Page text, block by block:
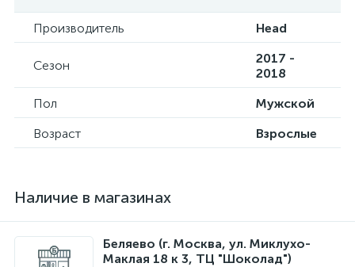
Производитель Head
Сезон
2017 -
2018
Пол
Мужской
Возраст
Взрослые
Наличие в магазинах
Беляево (г. Москва, ул. Миклухо-
Маклая 18 к 3, ТЦ "Шоколад")